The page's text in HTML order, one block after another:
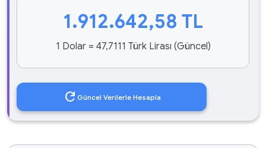
1.912.642,58 TL
1 Dolar = 47,7111 Türk Lirası (Güncel)
refresh Güncel Verilerle Hesapla